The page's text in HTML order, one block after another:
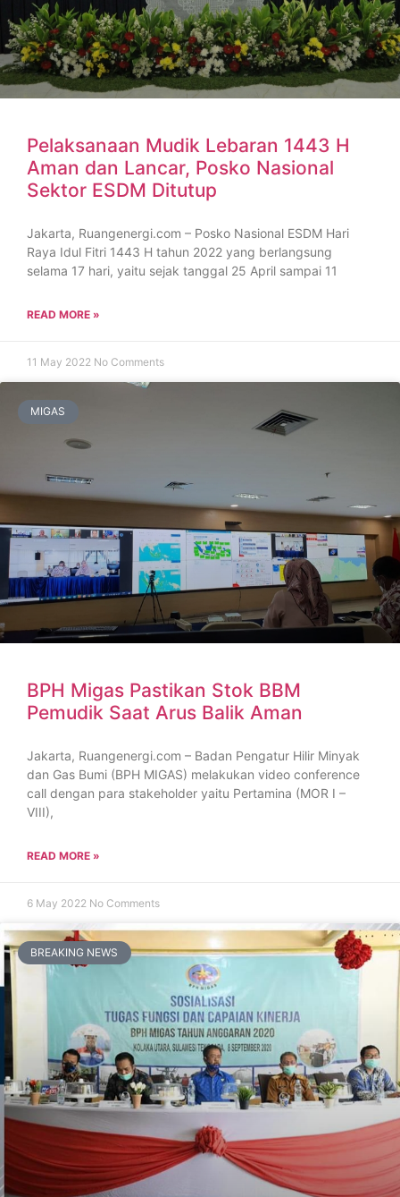
Pelaksanaan Mudik Lebaran 1443 H
Aman dan Lancar, Posko Nasional
Sektor ESDM Ditutup
Jakarta, Ruangenergi.com – Posko Nasional ESDM Hari
Raya Idul Fitri 1443 H tahun 2022 yang berlangsung
selama 17 hari, yaitu sejak tanggal 25 April sampai 11
READ MORE »
11 May 2022 No Comments
MIGAS
BPH Migas Pastikan Stok BBM
Pemudik Saat Arus Balik Aman
Jakarta, Ruangenergi.com – Badan Pengatur Hilir Minyak
dan Gas Bumi (BPH MIGAS) melakukan video conference
call dengan para stakeholder yaitu Pertamina (MOR I –
VIII),
READ MORE »
6 May 2022 No Comments
BREAKING NEWS